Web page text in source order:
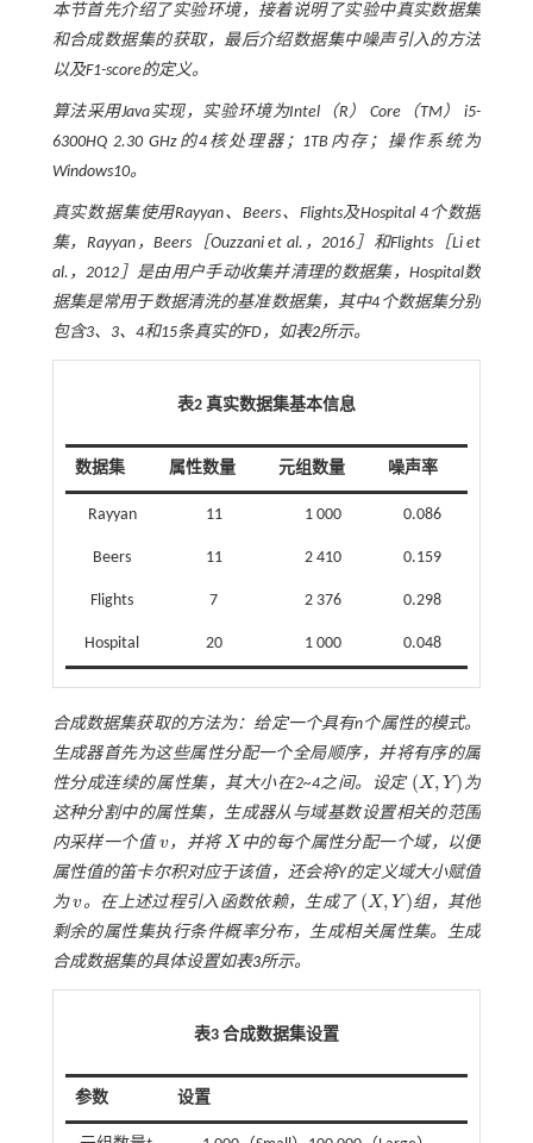
本节首先介绍了实验环境，接着说明了实验中真实数据集
和合成数据集的获取，最后介绍数据集中噪声引入的方法
以及F1-score的定义。
算法采用Java实现，实验环境为Intel（R） Core（TM） i5-
6300HQ 2.30 GHz的4核处理器；1TB内存；操作系统为
Windows10。
真实数据集使用Rayyan、Beers、Flights及Hospital 4个数据
集，Rayyan，Beers［Ouzzani et al.，2016］和Flights［Li et
al.，2012］是由用户手动收集并清理的数据集，Hospital数
据集是常用于数据清洗的基准数据集，其中4个数据集分别
包含3、3、4和15条真实的FD，如表2所示。
表2 真实数据集基本信息
数据集 属性数量 元组数量 噪声率
Rayyan 11 1 000 0.086
Beers 11 2 410 0.159
Flights 7 2 376 0.298
Hospital 20 1 000 0.048
合成数据集获取的方法为：给定一个具有n个属性的模式。
生成器首先为这些属性分配一个全局顺序，并将有序的属
性分成连续的属性集，其大小在2~4之间。设定 (X, Y )
(X,Y)
为
这种分割中的属性集，生成器从与域基数设置相关的范围
内采样一个值 v
v，并将 X
X
中的每个属性分配一个域，以便
属性值的笛卡尔积对应于该值，还会将Y的定义域大小赋值
为 v
v 。在上述过程引入函数依赖，生成了 (X, Y )
(X,Y)
组，其他
剩余的属性集执行条件概率分布，生成相关属性集。生成
合成数据集的具体设置如表3所示。
表3 合成数据集设置
参数 设置